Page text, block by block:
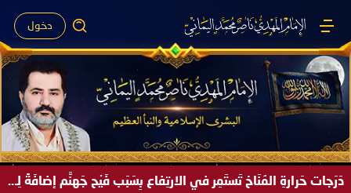
دخول
دَرَجات حَرارةِ المُنَاخ تَستَمِر في الارتِفاع بِسَبَب فَيْح جَهنَّم إضافَةً لِحرارةِ الشَّمس في مُحكَم القُرآن العَظيم ..